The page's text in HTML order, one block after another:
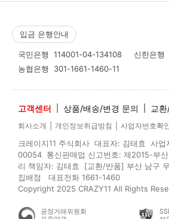
입금 은행안내
국민은행 114001-04-134108 신한은행
농협은행 301-1661-1460-11
고객센터 상품/배송/변경 문의 교
회사소개 개인정보취급방침 사업자번호확인
크레이지11 주식회사 대표자: 김태효 사
00054 통신판매업 신고번호: 제2015-부
리 책임자: 김태효 [교환/반품] 부산 남구
집배점 대표전화 1661-1460
Copyright 2025 CRAZY11 All Rights
공정거래위원회